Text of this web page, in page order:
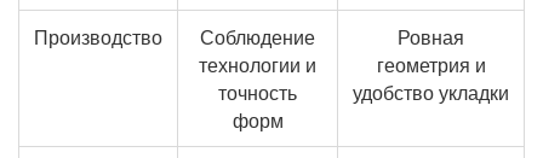
Производство
Соблюдение
технологии и
точность
форм
Ровная
геометрия и
удобство укладки